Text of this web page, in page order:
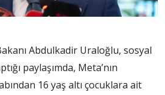
Abdulkadir Uraloğlu, sosyal
paylaşımda, Meta’nın
16 yaş altı çocuklara ait